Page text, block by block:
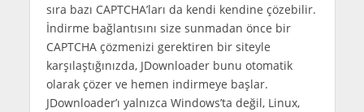
sıra bazı CAPTCHA’ları da kendi kendine çözebilir.
İndirme bağlantısını size sunmadan önce bir
CAPTCHA çözmenizi gerektiren bir siteyle
karşılaştığınızda, JDownloader bunu otomatik
olarak çözer ve hemen indirmeye başlar.
JDownloader’ı yalnızca Windows’ta değil, Linux,